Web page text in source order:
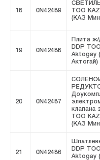
18 0N42489
ТОО
(КАЗ
19 0N42488
Плита
DDP
Aktogay
Актогай)
20 0N42487
клапана
ТОО
(КАЗ
21 0N42486
DDP
Aktogay